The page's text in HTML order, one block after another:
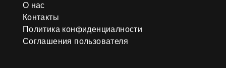
О нас
Контакты
Политика конфиденциалности
Соглашения пользователя